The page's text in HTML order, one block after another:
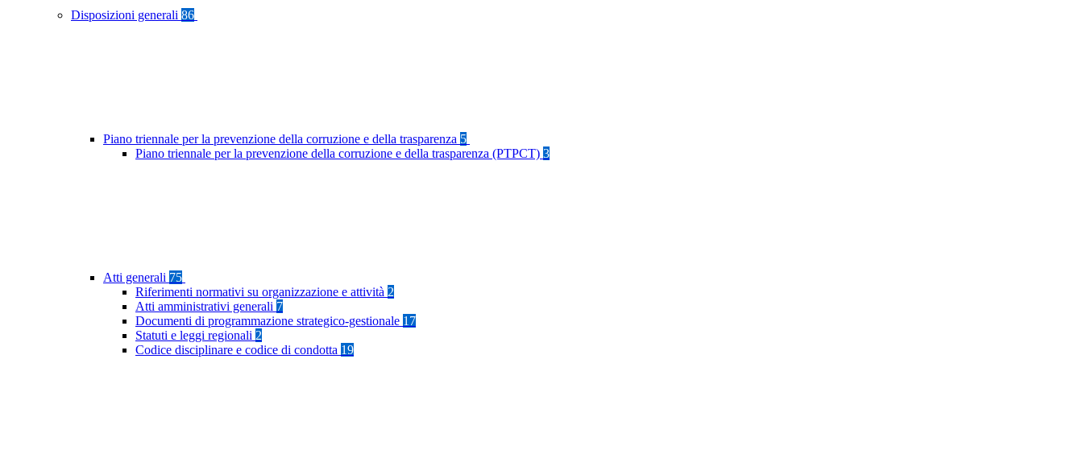
Disposizioni generali 86
Piano triennale per la prevenzione della corruzione e della trasparenza 5
Piano triennale per la prevenzione della corruzione e della trasparenza (PTPCT) 3
Atti generali 75
Riferimenti normativi su organizzazione e attività 2
Atti amministrativi generali 7
Documenti di programmazione strategico-gestionale 17
Statuti e leggi regionali 2
Codice disciplinare e codice di condotta 19